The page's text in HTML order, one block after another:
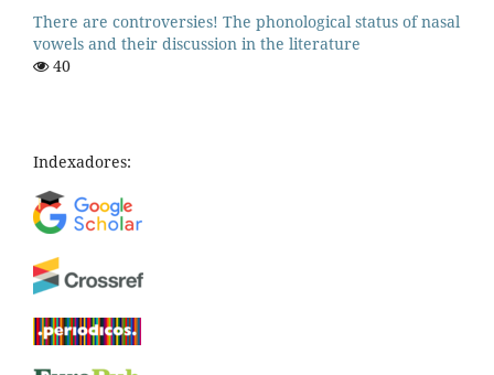
There are controversies! The phonological status of nasal
vowels and their discussion in the literature
40
Indexadores: